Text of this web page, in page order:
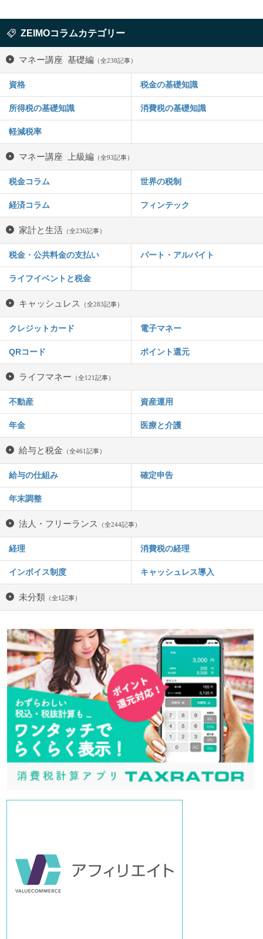
ZEIMOコラムカテゴリー
マネー講座 基礎編 （全238記事）
資格 税金の基礎知識
所得税の基礎知識 消費税の基礎知識
軽減税率
マネー講座 上級編 （全93記事）
税金コラム 世界の税制
経済コラム フィンテック
家計と生活 （全236記事）
税金・公共料金の支払い パート・アルバイト
ライフイベントと税金
キャッシュレス （全283記事）
クレジットカード 電子マネー
QRコード ポイント還元
ライフマネー （全121記事）
不動産 資産運用
年金 医療と介護
給与と税金 （全461記事）
給与の仕組み 確定申告
年末調整
法人・フリーランス （全244記事）
経理 消費税の経理
インボイス制度 キャッシュレス導入
未分類 （全1記事）